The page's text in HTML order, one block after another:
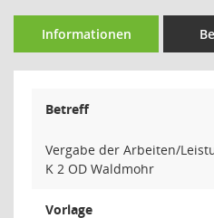
Informationen
Betreff
Vergabe der Arbeiten/
K 2 OD Waldmohr
Vorlage